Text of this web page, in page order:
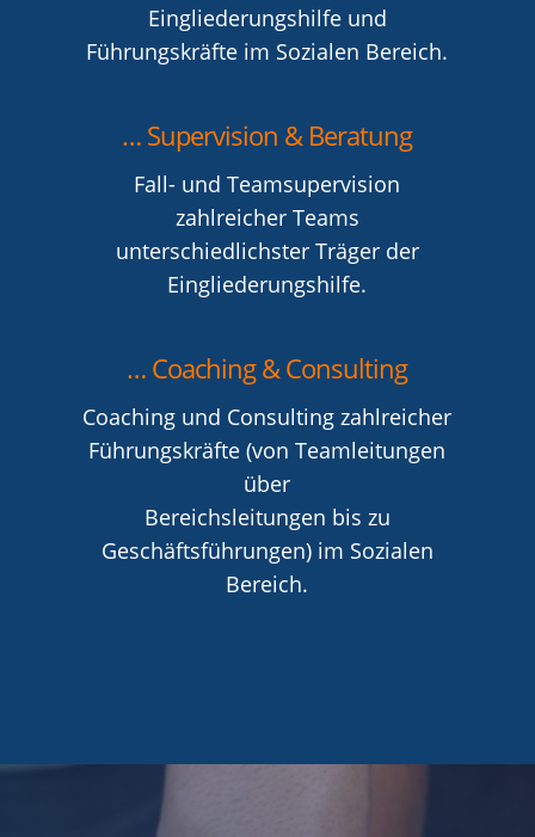
Eingliederungshilfe und
Führungskräfte im Sozialen Bereich.
… Supervision & Beratung
Fall- und Teamsupervision
zahlreicher Teams
unterschiedlichster Träger der
Eingliederungshilfe.
… Coaching & Consulting
Coaching und Consulting zahlreicher
Führungskräfte (von Teamleitungen
über
Bereichsleitungen bis zu
Geschäftsführungen) im Sozialen
Bereich.